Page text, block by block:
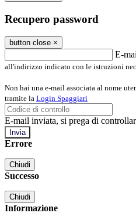
Recupero password
button close ×
E-
all'indirizzo indicato con le istruzioni
Non hai una e-mail associata al nome
tramite la Login Spaggiari
E-mail inviata, si prega di
Errore
Chiudi
Successo
Chiudi
Informazione